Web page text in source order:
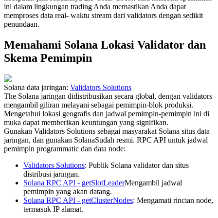
ini dalam lingkungan trading Anda memastikan Anda dapat
memproses data real- waktu stream dari validators dengan sedikit
penundaan.
Memahami Solana Lokasi Validator dan
Skema Pemimpin
Solana data jaringan: Validators Solutions
The Solana jaringan didistribusikan secara global, dengan validators
mengambil giliran melayani sebagai pemimpin-blok produksi.
Mengetahui lokasi geografis dan jadwal pemimpin-pemimpin ini di
muka dapat memberikan keuntungan yang signifikan.
Gunakan Validators Solutions sebagai masyarakat Solana situs data
jaringan, dan gunakan SolanaSudah resmi. RPC API untuk jadwal
pemimpin programmatic dan data node:
Validators Solutions: Publik Solana validator dan situs
distribusi jaringan.
Solana RPC API - getSlotLeaderMengambil jadwal
pemimpin yang akan datang.
Solana RPC API - getClusterNodes: Mengamati rincian node,
termasuk IP alamat.